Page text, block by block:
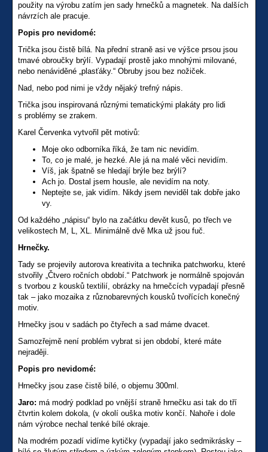
použity na výrobu zatím jen sady hrnečků a magnetek. Na dalších
návrzích ale pracuje.
Popis pro nevidomé:
Trička jsou čistě bílá. Na přední straně asi ve výšce prsou jsou
tmavé obroučky brýlí. Vypadají prostě jako mnohými milované,
nebo nenáviděné „plasťáky.“ Obruby jsou bez nožiček.
Nad, nebo pod nimi je vždy nějaký trefný nápis.
Trička jsou inspirovaná různými tematickými plakáty pro lidi
s problémy se zrakem.
Karel Červenka vytvořil pět motivů:
Moje oko odborníka říká, že tam nic nevidím.
To, co je malé, je hezké. Ale já na malé věci nevidím.
Víš, jak špatně se hledají brýle bez brýlí?
Ach jo. Dostal jsem housle, ale nevidím na noty.
Neptejte se, jak vidím. Nikdy jsem neviděl tak dobře jako
vy.
Od každého „nápisu“ bylo na začátku devět kusů, po třech ve
velikostech M, L, XL. Minimálně dvě Mka už jsou fuč.
Hrnečky.
Tady se projevily autorova kreativita a technika patchworku, které
stvořily „Čtvero ročních období.“ Patchwork je normálně spojován
s tvorbou z kousků textilií, obrázky na hrnečcích vypadají přesně
tak – jako mozaika z různobarevných kousků tvořících konečný
motiv.
Hrnečky jsou v sadách po čtyřech a sad máme dvacet.
Samozřejmě není problém vybrat si jen období, které máte
nejraději.
Popis pro nevidomé:
Hrnečky jsou zase čistě bílé, o objemu 300ml.
Jaro: má modrý podklad po vnější straně hrnečku asi tak do tří
čtvrtin kolem dokola, (v okolí ouška motiv končí. Nahoře i dole
nám výrobce nechal tenké bílé okraje.
Na modrém pozadí vidíme kytičky (vypadají jako sedmikrásky –